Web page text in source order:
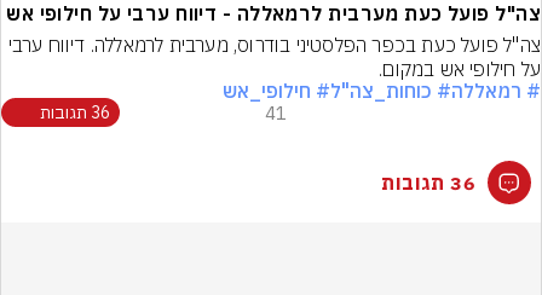
צה"ל פועל כעת מערבית לרמאללה - דיווח ערבי על חילופי אש
על חילופי אש במקום.
# רמאללה# כוחות_צה"ל# חילופי_אש
41 36 תגובות
36 תגובות